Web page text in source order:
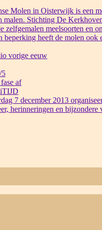
Molen in Oisterwijk is een
malen. Stichting De
zelfgemalen meelsoorten en
beperking heeft de molen ook
vorige eeuw
5
af
7 december 2013
herinneringen en